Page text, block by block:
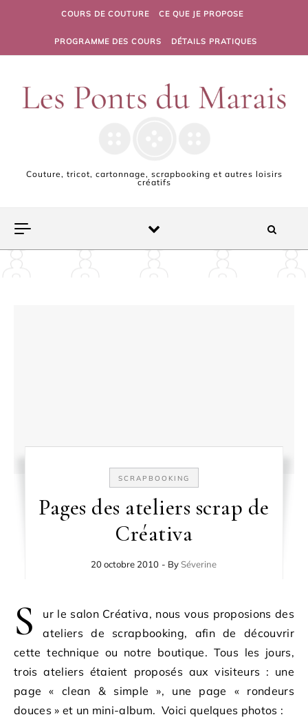
Skip to contentCOURS DE COUTURE CE QUE JE PROPOSE
PROGRAMME DES COURS DÉTAILS PRATIQUES
Couture, tricot, cartonnage, scrapbooking et autres loisirs
créatifs
SCRAPBOOKING
Pages des ateliers scrap de
Créativa
20 octobre 2010 - By Séverine
S
ur le salon Créativa, nous vous proposions des
ateliers de scrapbooking, afin de découvrir
cette technique ou notre boutique. Tous les jours,
trois ateliers étaient proposés aux visiteurs : une
page « clean & simple », une page « rondeurs
douces » et un mini-album. Voici quelques photos :